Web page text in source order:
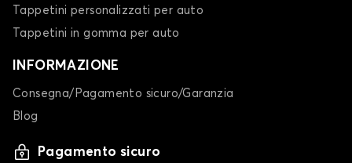
Tappetini personalizzati per auto
Tappetini in gomma per auto
INFORMAZIONE
Consegna/Pagamento sicuro/Garanzia
Blog
Pagamento sicuro